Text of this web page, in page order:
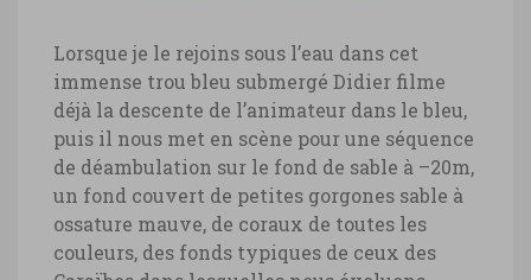
Lorsque je le rejoins sous l’eau dans cet
immense trou bleu submergé Didier filme
déjà la descente de l’animateur dans le bleu,
puis il nous met en scène pour une séquence
de déambulation sur le fond de sable à –20m,
un fond couvert de petites gorgones sable à
ossature mauve, de coraux de toutes les
couleurs, des fonds typiques de ceux des